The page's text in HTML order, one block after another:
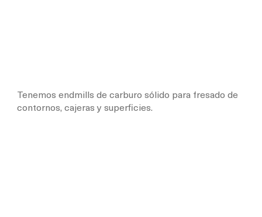
Tenemos endmills de carburo sólido para fresado de
contornos, cajeras y superficies.